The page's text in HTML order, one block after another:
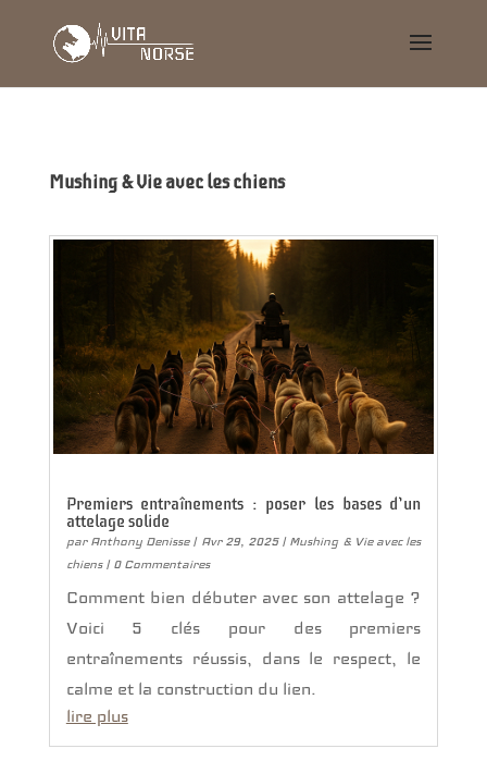
Mushing & Vie avec les chiens
Premiers entraînements : poser les bases d’un
attelage solide
par Anthony Denisse| Avr 29, 2025| Mushing & Vie avec les
chiens| 0 Commentaires
Comment bien débuter avec son attelage ?
Voici 5 clés pour des premiers
entraînements réussis, dans le respect, le
calme et la construction du lien.
lire plus